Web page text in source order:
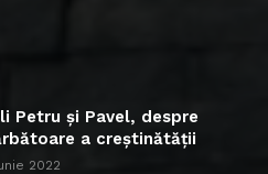
Petru și Pavel, despre
a creștinătății
2022